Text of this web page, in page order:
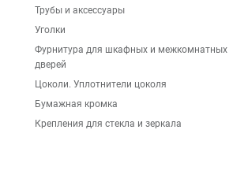
Трубы и аксессуары
Уголки
Фурнитура для шкафных и межкомнатных
дверей
Цоколи. Уплотнители цоколя
Бумажная кромка
Крепления для стекла и зеркала